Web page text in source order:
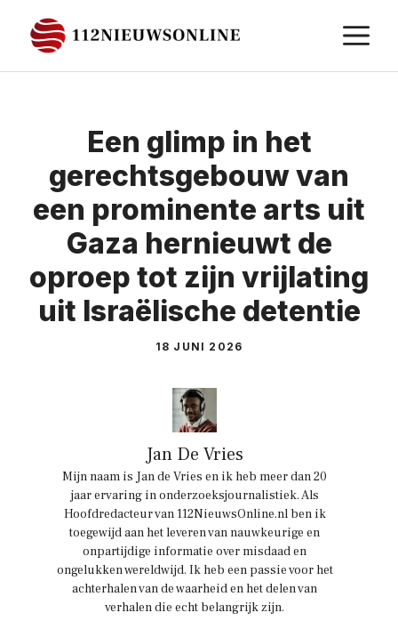
naar
de
Een glimp in het
gerechtsgebouw van
een prominente arts uit
Gaza hernieuwt de
oproep tot zijn vrijlating
uit Israëlische detentie
18 JUNI 2026
Jan De Vries
Mijn naam is Jan de Vries en ik heb meer dan 20
jaar ervaring in onderzoeksjournalistiek. Als
Hoofdredacteur van 112NieuwsOnline.nl ben ik
toegewijd aan het leveren van nauwkeurige en
onpartijdige informatie over misdaad en
ongelukken wereldwijd. Ik heb een passie voor het
achterhalen van de waarheid en het delen van
verhalen die echt belangrijk zijn.